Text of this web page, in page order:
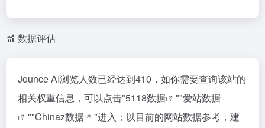
数据评估
Jounce AI浏览人数已经达到410，如你需要查询该站的
相关权重信息，可以点击"5118数据 ""爱站数据
""Chinaz数据
"进入；以目前的网站数据参考，建